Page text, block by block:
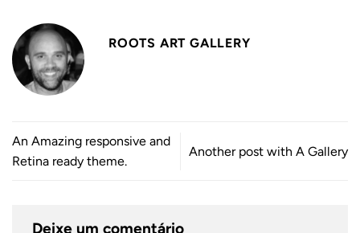
ROOTS ART GALLERY
An Amazing responsive and
Retina ready theme.
Another post with A Gallery
Deixe um comentário